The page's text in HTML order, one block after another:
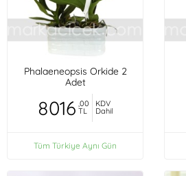
Phalaeneopsis Orkide 2
Adet
8016 ,00
TL
KDV
Dahil
Tüm Türkiye Aynı Gün